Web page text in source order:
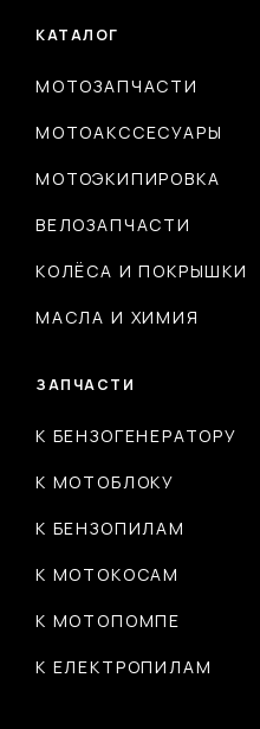
КАТАЛОГ
МОТОЗАПЧАСТИ
МОТОАКССЕСУАРЫ
МОТОЭКИПИРОВКА
ВЕЛОЗАПЧАСТИ
КОЛЁСА И ПОКРЫШКИ
МАСЛА И ХИМИЯ
ЗАПЧАСТИ
К БЕНЗОГЕНЕРАТОРУ
К МОТОБЛОКУ
К БЕНЗОПИЛАМ
К МОТОКОСАМ
К МОТОПОМПЕ
К ЕЛЕКТРОПИЛАМ